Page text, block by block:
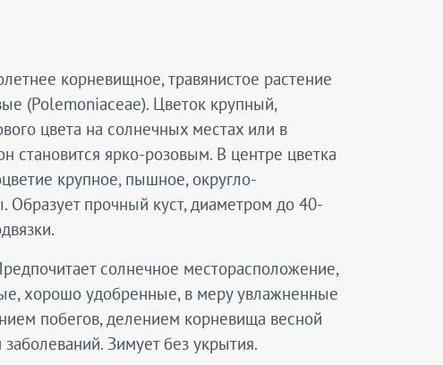
корневищное, травянистое растение
(Polemoniaceae). Цветок крупный,
цвета на солнечных местах или в
становится ярко-розовым. В центре цветка
крупное, пышное, округло-
прочный куст, диаметром до 40-
солнечное месторасположение,
хорошо удобренные, в меру увлажненные
побегов, делением корневища весной
Зимует без укрытия.